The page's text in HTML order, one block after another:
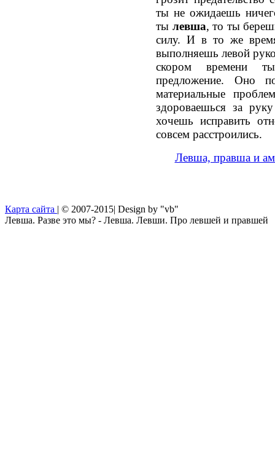
ты не ожидаешь
ты левша, то ты
силу. И в то же
выполняешь левой
скором времени
предложение. Оно
материальные
здороваешься за
хочешь исправить
совсем расстроились.
Левша, правша и
Карта сайта | © 2007-2015| Design by "vb"
Левша. Разве это мы? - Левша. Левши. Про левшей и правшей